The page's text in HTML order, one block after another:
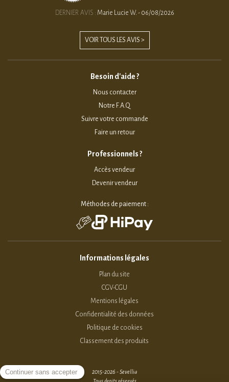
DERNIER AVIS : Marie Lucie W. - 06/08/2026
VOIR TOUS LES AVIS >
Besoin d'aide ?
Nous contacter
Notre F.A.Q
Suivre votre commande
Faire un retour
Professionnels ?
Accès vendeur
Devenir vendeur
Méthodes de paiement :
Informations légales
Plan du site
CGV-CGU
Mentions légales
Confidentialité des données
Politique de cookies
Classement des produits
2015-2026 - Sevellia
Tous droits réservés